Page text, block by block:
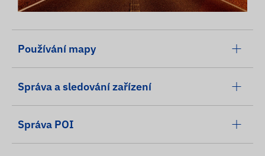
Používání mapy
Správa a sledování zařízení
Správa POI